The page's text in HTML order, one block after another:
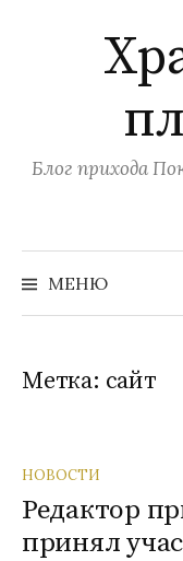
содержимому
Блог прихода
МЕНЮ
Метка: сайт
НОВОСТИ
Редактор
принял